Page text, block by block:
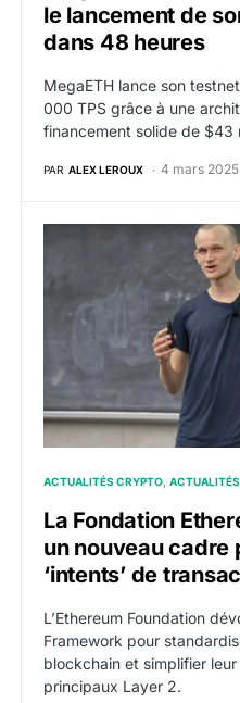
le lancement de
dans 48 heures
MegaETH lance son
000 TPS grâce à une
financement solide de $43
PAR ALEX LEROUX 4 mars 2025
La Fondation
ACTUALITÉS CRYPTO
La Fondation
un nouveau cadre
‘intents’ de
L’Ethereum Foundation
Framework pour
blockchain et simplifier
principaux Layer 2.